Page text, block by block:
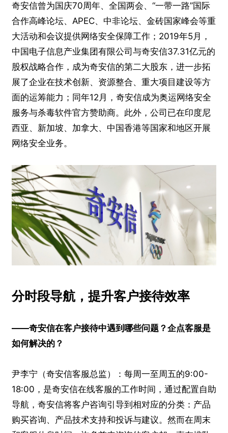
奇安信曾为国庆70周年、全国两会、“一带一路”国际
合作高峰论坛、APEC、中非论坛、金砖国家峰会等重
大活动和会议提供网络安全保障工作；2019年5月，
中国电子信息产业集团有限公司与奇安信37.31亿元的
股权战略合作，成为奇安信的第二大股东，进一步拓
展了企业在技术创新、资源整合、重大项目建设等方
面的运筹能力；同年12月，奇安信成为奥运网络安全
服务与杀毒软件官方赞助商。此外，公司已在印度尼
西亚、新加坡、加拿大、中国香港等国家和地区开展
网络安全业务。
分时段导航，提升客户接待效率
——奇安信在客户接待中遇到哪些问题？企点客服是
如何解决的？
尹李宁（奇安信客服总监）：每周一至周五的9:00-
18:00，是奇安信在线客服的工作时间，通过配置自助
导航，奇安信将客户咨询引导到相对应的分类：产品
购买咨询、产品技术支持和投诉与建议。然而在周末